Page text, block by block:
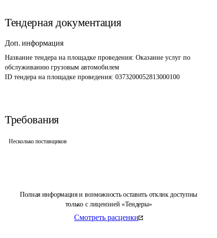
Полная информация и возможность оставить отклик доступны
только с лицензией «Тендеры»
Смотреть расценки
Тендерная документация
Доп. информация
Название тендера на площадке проведения: Оказание услуг по
обслуживанию грузовым автомобилем
ID тендера на площадке проведения: 0373200052813000100
Требования
Несколько поставщиков